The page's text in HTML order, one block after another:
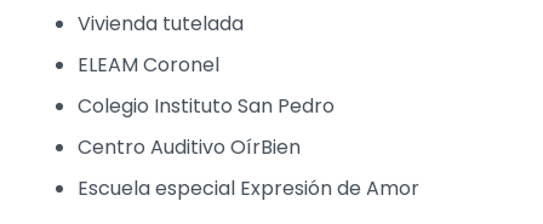
Vivienda tutelada
ELEAM Coronel
Colegio Instituto San Pedro
Centro Auditivo OírBien
Escuela especial Expresión de Amor